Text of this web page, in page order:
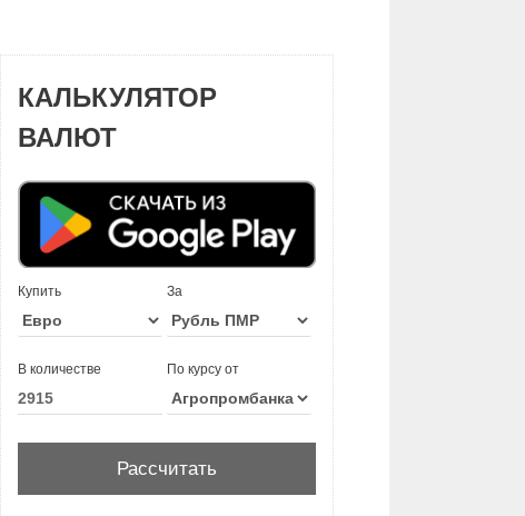
КАЛЬКУЛЯТОР
ВАЛЮТ
Купить За
В количестве По курсу от